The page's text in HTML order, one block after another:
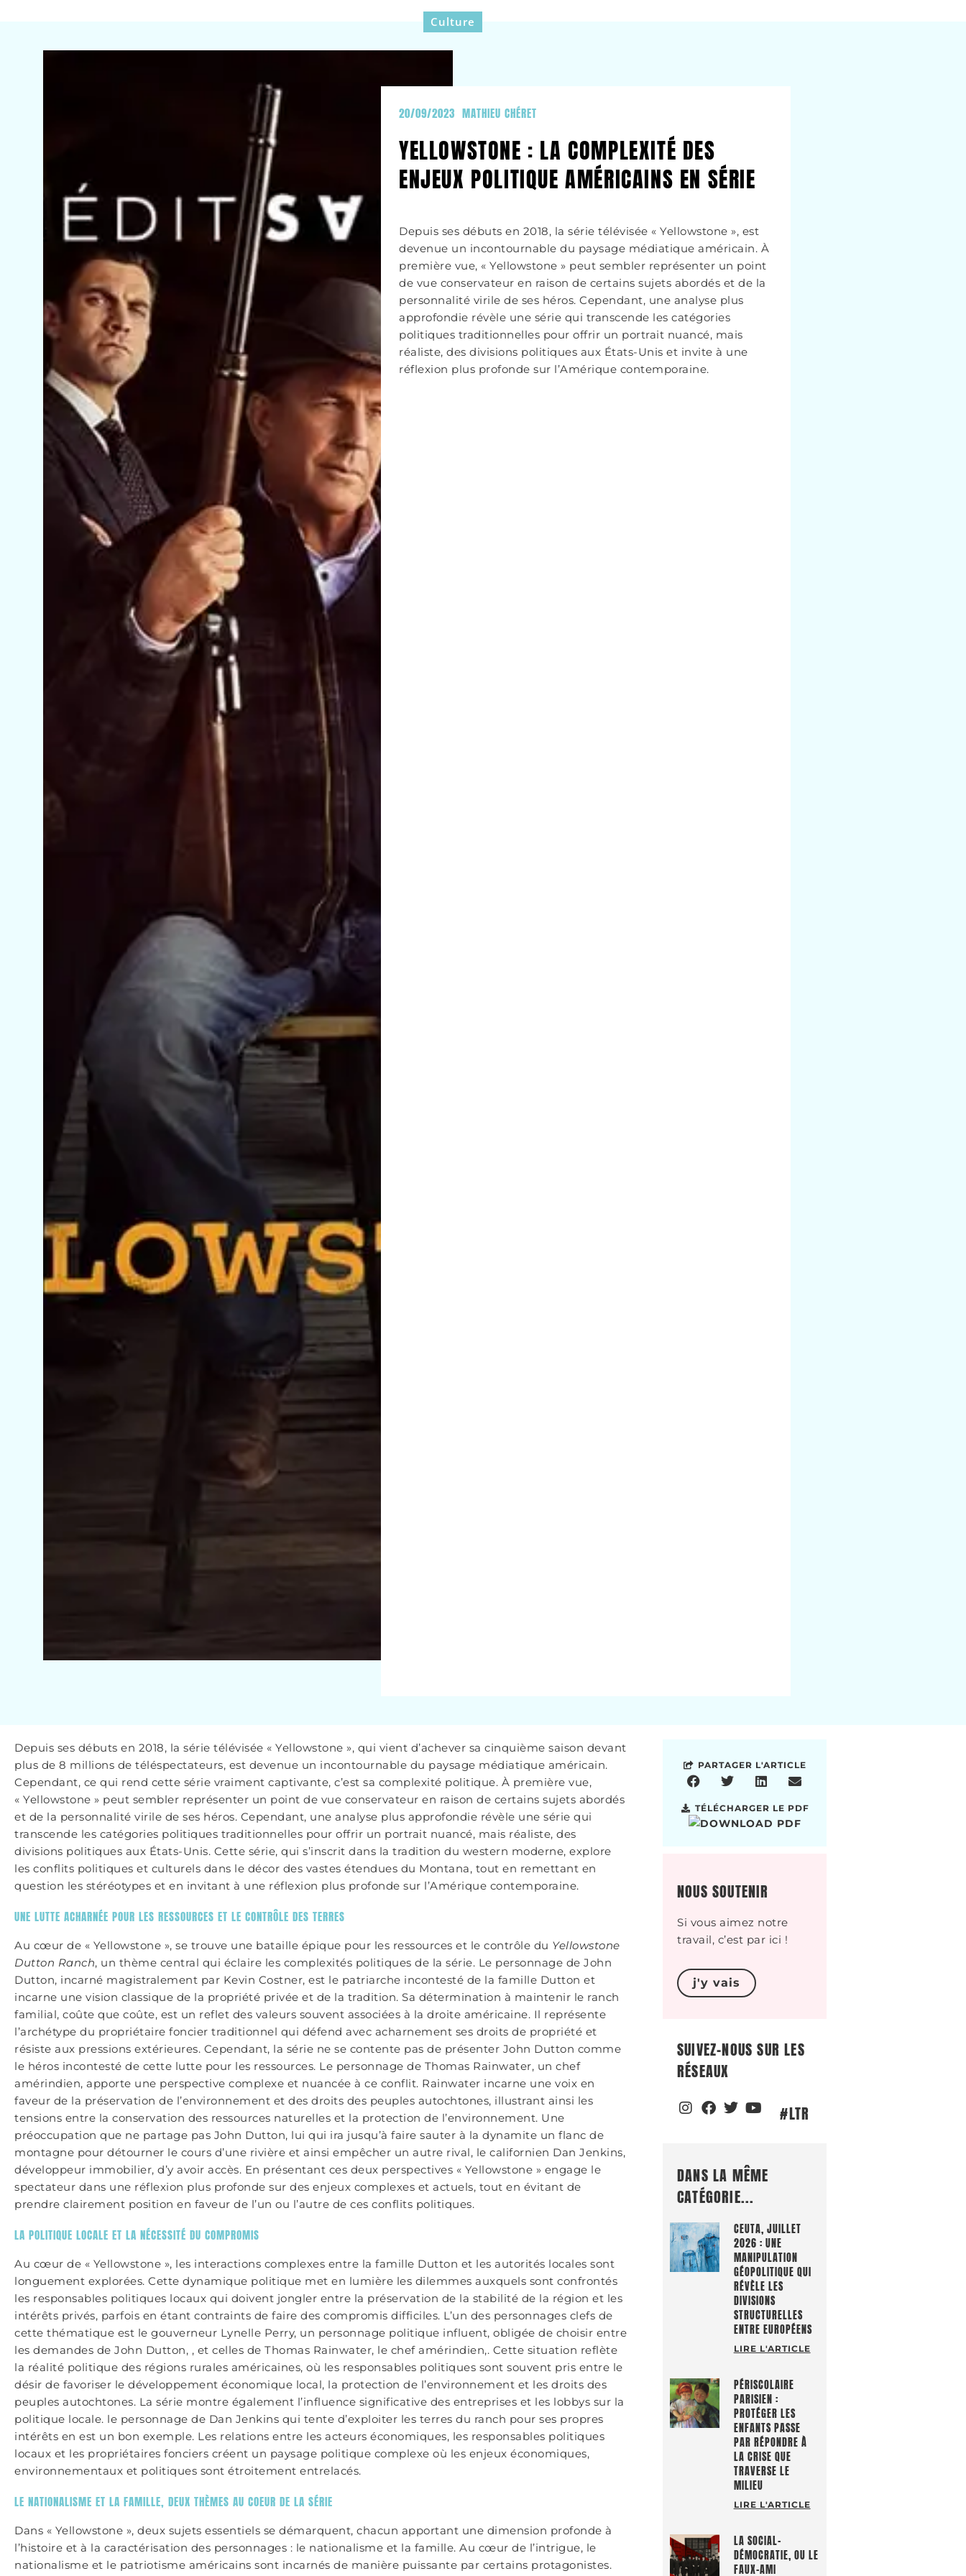
Culture
20/09/2023 MATHIEU CHÉRET
YELLOWSTONE : LA COMPLEXITÉ DES
ENJEUX POLITIQUE AMÉRICAINS EN SÉRIE
Depuis ses débuts en 2018, la série télévisée « Yellowstone », est
devenue un incontournable du paysage médiatique américain. À
première vue, « Yellowstone » peut sembler représenter un point
de vue conservateur en raison de certains sujets abordés et de la
personnalité virile de ses héros. Cependant, une analyse plus
approfondie révèle une série qui transcende les catégories
politiques traditionnelles pour offrir un portrait nuancé, mais
réaliste, des divisions politiques aux États-Unis et invite à une
réflexion plus profonde sur l’Amérique contemporaine.
Depuis ses débuts en 2018, la série télévisée « Yellowstone », qui vient d’achever sa cinquième saison devant
plus de 8 millions de téléspectateurs, est devenue un incontournable du paysage médiatique américain.
Cependant, ce qui rend cette série vraiment captivante, c’est sa complexité politique. À première vue,
« Yellowstone » peut sembler représenter un point de vue conservateur en raison de certains sujets abordés
et de la personnalité virile de ses héros. Cependant, une analyse plus approfondie révèle une série qui
transcende les catégories politiques traditionnelles pour offrir un portrait nuancé, mais réaliste, des
divisions politiques aux États-Unis. Cette série, qui s’inscrit dans la tradition du western moderne, explore
les conflits politiques et culturels dans le décor des vastes étendues du Montana, tout en remettant en
question les stéréotypes et en invitant à une réflexion plus profonde sur l’Amérique contemporaine.
UNE LUTTE ACHARNÉE POUR LES RESSOURCES ET LE CONTRÔLE DES TERRES
Au cœur de « Yellowstone », se trouve une bataille épique pour les ressources et le contrôle du Yellowstone
Dutton Ranch, un thème central qui éclaire les complexités politiques de la série. Le personnage de John
Dutton, incarné magistralement par Kevin Costner, est le patriarche incontesté de la famille Dutton et
incarne une vision classique de la propriété privée et de la tradition. Sa détermination à maintenir le ranch
familial, coûte que coûte, est un reflet des valeurs souvent associées à la droite américaine. Il représente
l’archétype du propriétaire foncier traditionnel qui défend avec acharnement ses droits de propriété et
résiste aux pressions extérieures. Cependant, la série ne se contente pas de présenter John Dutton comme
le héros incontesté de cette lutte pour les ressources. Le personnage de Thomas Rainwater, un chef
amérindien, apporte une perspective complexe et nuancée à ce conflit. Rainwater incarne une voix en
faveur de la préservation de l’environnement et des droits des peuples autochtones, illustrant ainsi les
tensions entre la conservation des ressources naturelles et la protection de l’environnement. Une
préoccupation que ne partage pas John Dutton, lui qui ira jusqu’à faire sauter à la dynamite un flanc de
montagne pour détourner le cours d’une rivière et ainsi empêcher un autre rival, le californien Dan Jenkins,
développeur immobilier, d’y avoir accès. En présentant ces deux perspectives « Yellowstone » engage le
spectateur dans une réflexion plus profonde sur des enjeux complexes et actuels, tout en évitant de
prendre clairement position en faveur de l’un ou l’autre de ces conflits politiques.
LA POLITIQUE LOCALE ET LA NÉCESSITÉ DU COMPROMIS
Au cœur de « Yellowstone », les interactions complexes entre la famille Dutton et les autorités locales sont
longuement explorées. Cette dynamique politique met en lumière les dilemmes auxquels sont confrontés
les responsables politiques locaux qui doivent jongler entre la préservation de la stabilité de la région et les
intérêts privés, parfois en étant contraints de faire des compromis difficiles. L’un des personnages clefs de
cette thématique est le gouverneur Lynelle Perry, un personnage politique influent, obligée de choisir entre
les demandes de John Dutton, , et celles de Thomas Rainwater, le chef amérindien,. Cette situation reflète
la réalité politique des régions rurales américaines, où les responsables politiques sont souvent pris entre le
désir de favoriser le développement économique local, la protection de l’environnement et les droits des
peuples autochtones. La série montre également l’influence significative des entreprises et les lobbys sur la
politique locale. le personnage de Dan Jenkins qui tente d’exploiter les terres du ranch pour ses propres
intérêts en est un bon exemple. Les relations entre les acteurs économiques, les responsables politiques
locaux et les propriétaires fonciers créent un paysage politique complexe où les enjeux économiques,
environnementaux et politiques sont étroitement entrelacés.
LE NATIONALISME ET LA FAMILLE, DEUX THÈMES AU COEUR DE LA SÉRIE
Dans « Yellowstone », deux sujets essentiels se démarquent, chacun apportant une dimension profonde à
l’histoire et à la caractérisation des personnages : le nationalisme et la famille. Au cœur de l’intrigue, le
nationalisme et le patriotisme américains sont incarnés de manière puissante par certains protagonistes.
PARTAGER L'ARTICLE
TÉLÉCHARGER LE PDF
NOUS SOUTENIR
Si vous aimez notre
travail, c’est par ici !
j'y vais
SUIVEZ-NOUS SUR LES
RÉSEAUX
#LTR
DANS LA MÊME
CATÉGORIE...
CEUTA, JUILLET
2026 : UNE
MANIPULATION
GÉOPOLITIQUE QUI
RÉVÈLE LES
DIVISIONS
STRUCTURELLES
ENTRE EUROPÉENS
LIRE L'ARTICLE
PÉRISCOLAIRE
PARISIEN :
PROTÉGER LES
ENFANTS PASSE
PAR RÉPONDRE À
LA CRISE QUE
TRAVERSE LE
MILIEU
LIRE L'ARTICLE
LA SOCIAL-
DÉMOCRATIE, OU LE
FAUX-AMI